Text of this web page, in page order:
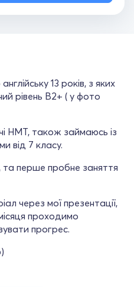
13 років, з яких
рівень В2+ ( у фото
НМТ, також займаюсь із
від 7 класу.
та перше пробне заняття
через мої презентації,
проходимо
прогрес.